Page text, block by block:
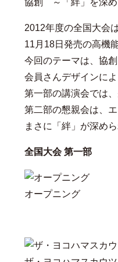
協創 ～「絆」を深め
2012年度の全国大会
11月18日発売の高機
今回のテーマは、協
会員さんデザインに
第一部の講演会では
第二部の懇親会は、
まさに「絆」が深め
全国大会 第一部
オープニング